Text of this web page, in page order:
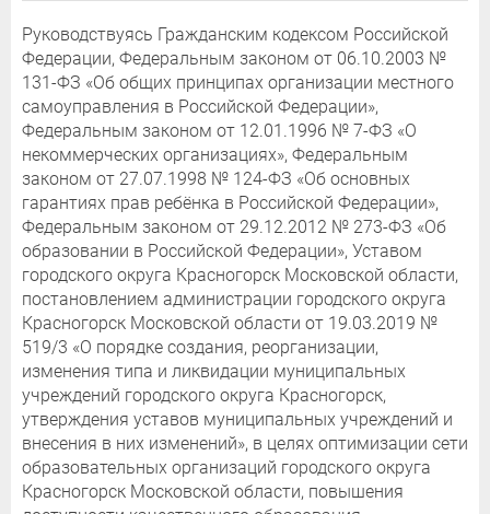
Руководствуясь Гражданским кодексом Российской
Федерации, Федеральным законом от 06.10.2003 №
131-ФЗ «Об общих принципах организации местного
самоуправления в Российской Федерации»,
Федеральным законом от 12.01.1996 № 7-ФЗ «О
некоммерческих организациях», Федеральным
законом от 27.07.1998 № 124-ФЗ «Об основных
гарантиях прав ребёнка в Российской Федерации»,
Федеральным законом от 29.12.2012 № 273-ФЗ «Об
образовании в Российской Федерации», Уставом
городского округа Красногорск Московской области,
постановлением администрации городского округа
Красногорск Московской области от 19.03.2019 №
519/3 «О порядке создания, реорганизации,
изменения типа и ликвидации муниципальных
учреждений городского округа Красногорск,
утверждения уставов муниципальных учреждений и
внесения в них изменений», в целях оптимизации сети
образовательных организаций городского округа
Красногорск Московской области, повышения